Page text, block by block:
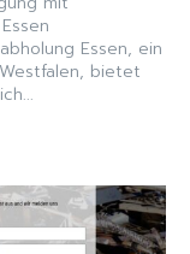
Essen, ein
bietet